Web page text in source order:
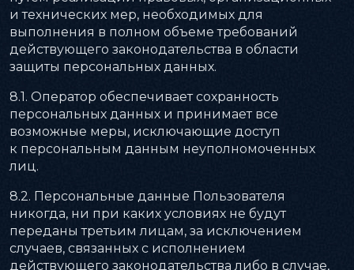
и технических мер, необходимых для
выполнения в полном объеме требований
действующего законодательства в области
защиты персональных данных.
8.1. Оператор обеспечивает сохранность
персональных данных и принимает все
возможные меры, исключающие доступ
к персональным данным неуполномоченных
лиц.
8.2. Персональные данные Пользователя
никогда, ни при каких условиях не будут
переданы третьим лицам, за исключением
случаев, связанных с исполнением
действующего законодательства либо в случае,